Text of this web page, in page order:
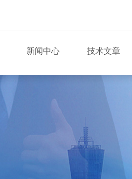
新闻中心 技术文章